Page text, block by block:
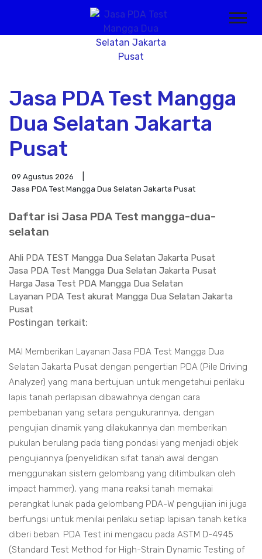
Jasa PDA Test Mangga
Dua Selatan Jakarta
Pusat
09 Agustus 2026
Jasa PDA Test Mangga Dua Selatan Jakarta Pusat
Daftar isi Jasa PDA Test mangga-dua-
selatan
Ahli PDA TEST Mangga Dua Selatan Jakarta Pusat
Jasa PDA Test Mangga Dua Selatan Jakarta Pusat
Harga Jasa Test PDA Mangga Dua Selatan
Layanan PDA Test akurat Mangga Dua Selatan Jakarta
Pusat
Postingan terkait:
MAI Memberikan Layanan Jasa PDA Test Mangga Dua
Selatan Jakarta Pusat dengan pengertian PDA (Pile Driving
Analyzer) yang mana bertujuan untuk mengetahui perilaku
lapis tanah perlapisan dibawahnya dengan cara
pembebanan yang setara pengukurannya, dengan
pengujian dinamik yang dilakukannya dan memberikan
pukulan berulang pada tiang pondasi yang menjadi objek
pengujiannya (penyelidikan sifat tanah awal dengan
menggunakan sistem gelombang yang ditimbulkan oleh
impact hammer), yang mana reaksi tanah memakai
perangkat lunak pada gelombang PDA-W pengujian ini juga
berfungsi untuk menilai perilaku setiap lapisan tanah ketika
diberi beban. PDA Test ini mengacu pada ASTM D-4945
(Standard Test Method for High-Strain Dynamic Testing of